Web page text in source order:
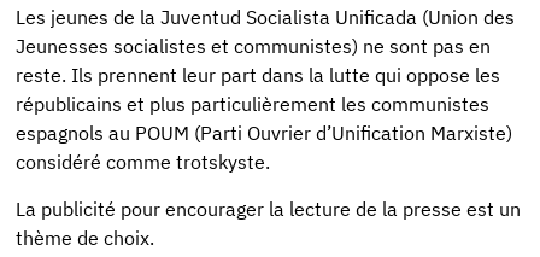
Les jeunes de la Juventud Socialista Unificada (Union des
Jeunesses socialistes et communistes) ne sont pas en
reste. Ils prennent leur part dans la lutte qui oppose les
républicains et plus particulièrement les communistes
espagnols au POUM (Parti Ouvrier d’Unification Marxiste)
considéré comme trotskyste.
La publicité pour encourager la lecture de la presse est un
thème de choix.